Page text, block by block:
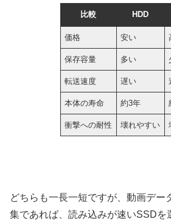
比較 HDD
価格 安い
保存容量 多い
転送速度 遅い
本体の寿命 約3年
衝撃への耐性 壊れやすい
どちらも一長一短ですが、動画デー
集であれば、読み込みが速いSSDを